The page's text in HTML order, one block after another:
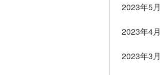
2023年5月
2023年4月
2023年3月